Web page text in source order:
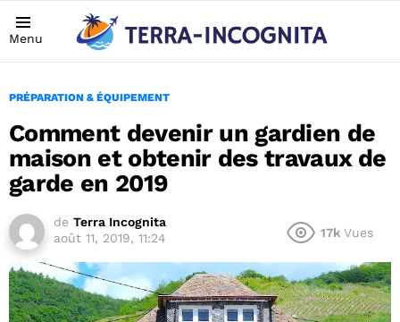
Menu
PRÉPARATION & ÉQUIPEMENT
Comment devenir un gardien de
maison et obtenir des travaux de
garde en 2019
de Terra Incognita
août 11, 2019, 11:24
17k Vues